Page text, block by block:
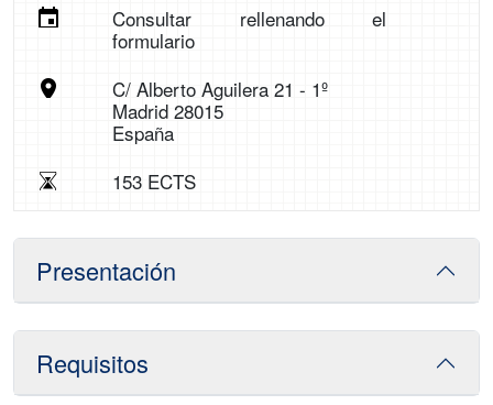
Consultar rellenando el
formulario
C/ Alberto Aguilera 21 - 1º
Madrid 28015
España
153 ECTS
Presentación
Requisitos